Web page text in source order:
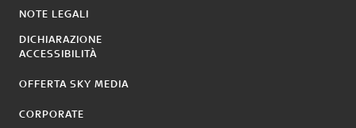
NOTE LEGALI
DICHIARAZIONE
ACCESSIBILITÀ
OFFERTA SKY MEDIA
CORPORATE